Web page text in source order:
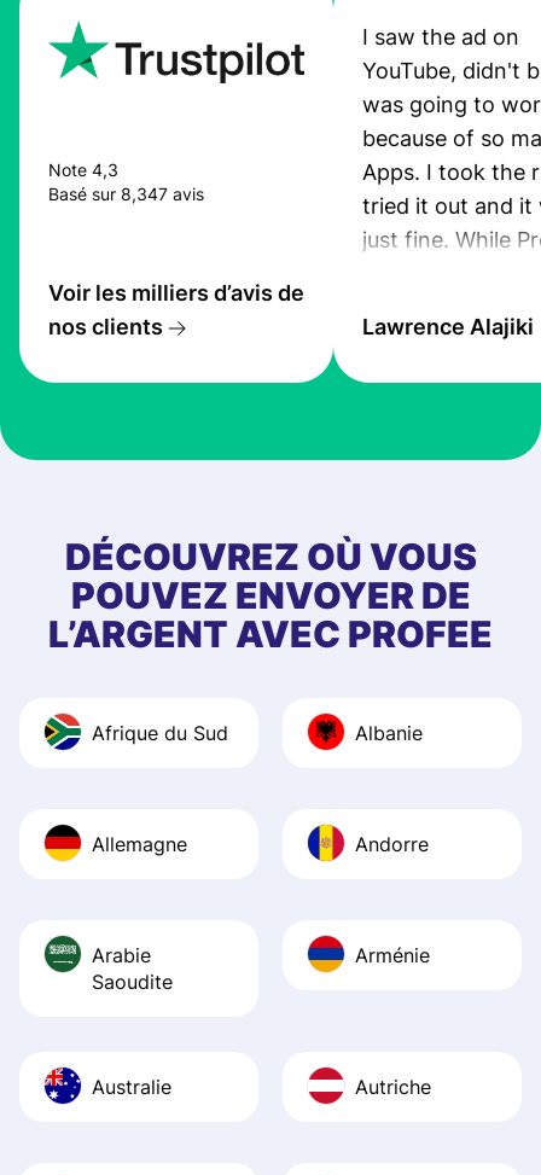
Note 4,3
Basé sur 8,347 avis
Voir les milliers d’avis de
nos clients
I saw the ad on
YouTube, didn't
was going to
because of so
Apps. I took the
tried it out and it
just fine. While
transfer. Also,
this standard. I
Lawrence Alajiki
DÉCOUVREZ OÙ VOUS
POUVEZ ENVOYER DE
L’ARGENT AVEC PROFEE
Afrique du Sud Albanie
Allemagne Andorre
Arabie
Saoudite
Arménie
Australie Autriche